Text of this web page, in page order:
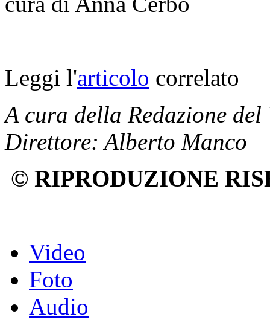
Leggi l'articolo correlato
A cura della Redazione del
Direttore: Alberto Manco
© RIPRODUZIONE
Video
Foto
Audio